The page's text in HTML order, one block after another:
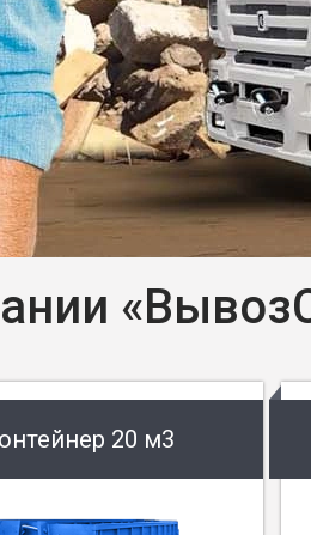
20 м3